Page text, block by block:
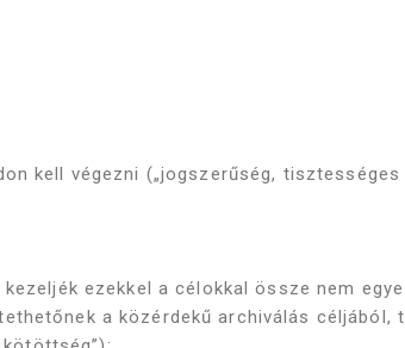
kell végezni („jogszerűség, tisztességes
ezekkel a célokkal össze nem
a közérdekű archiválás céljából,